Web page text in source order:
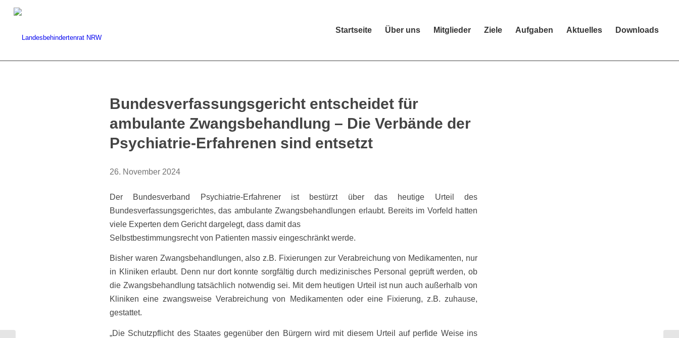
Startseite Über uns Mitglieder Ziele Aufgaben Aktuelles Downloads
Bundesverfassungsgericht entscheidet für
ambulante Zwangsbehandlung – Die Verbände der
Psychiatrie-Erfahrenen sind entsetzt
26. November 2024
Der Bundesverband Psychiatrie-Erfahrener ist bestürzt über das heutige Urteil des
Bundesverfassungsgerichtes, das ambulante Zwangsbehandlungen erlaubt. Bereits im Vorfeld hatten
viele Experten dem Gericht dargelegt, dass damit das
Selbstbestimmungsrecht von Patienten massiv eingeschränkt werde.
Bisher waren Zwangsbehandlungen, also z.B. Fixierungen zur Verabreichung von Medikamenten, nur
in Kliniken erlaubt. Denn nur dort konnte sorgfältig durch medizinisches Personal geprüft werden, ob
die Zwangsbehandlung tatsächlich notwendig sei. Mit dem heutigen Urteil ist nun auch außerhalb von
Kliniken eine zwangsweise Verabreichung von Medikamenten oder eine Fixierung, z.B. zuhause,
gestattet.
„Die Schutzpflicht des Staates gegenüber den Bürgern wird mit diesem Urteil auf perfide Weise ins